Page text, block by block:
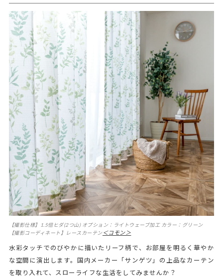
【撮影仕様】1.5倍ヒダ(2つ山) オプション：ライトウェーブ加工 カラー：グリーン
【撮影コーディネート】レースカーテン＜コモン＞
水彩タッチでのびやかに描いたリーフ柄で、お部屋を明るく華やか
な空間に演出します。国内メーカー「サンゲツ」の上品なカーテン
を取り入れて、スローライフな生活をしてみませんか？